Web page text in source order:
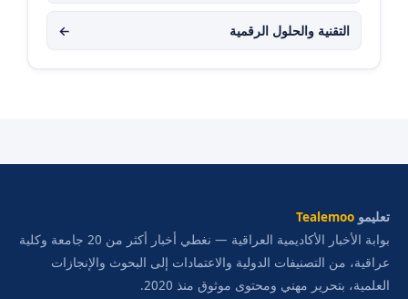
التقنية والحلول الرقمية ←
تعليمو Tealemoo
بوابة الأخبار الأكاديمية العراقية — نغطي أخبار أكثر من 20 جامعة وكلية
عراقية، من التصنيفات الدولية والاعتمادات إلى البحوث والإنجازات
العلمية، بتحرير مهني ومحتوى موثوق منذ 2020.